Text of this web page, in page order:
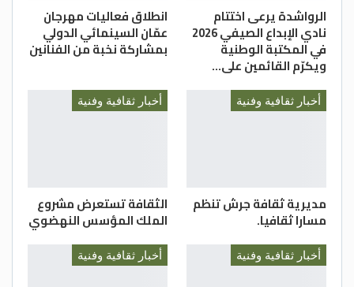
الرواشدة يرعى اختتام
نادي الإبداع الصيفي 2026
في المكتبة الوطنية
ويكرّم القائمين على…
انطلاق فعاليات مهرجان
عمّان السينمائي الدولي
بمشاركة نخبة من الفنانين
أخبار ثقافية وفنية
مديرية ثقافة جرش تنظم
مسارا ثقافيا.
أخبار ثقافية وفنية
الثقافة تستعرض مشروع
الملك المؤسس النهضوي
أخبار ثقافية وفنية أخبار ثقافية وفنية